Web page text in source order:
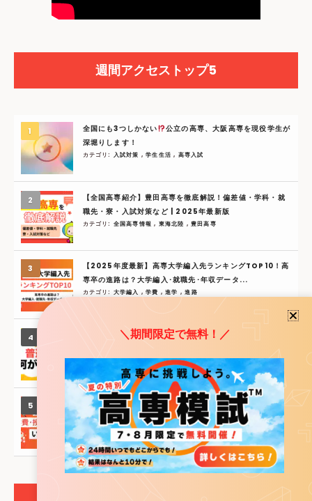
週間アクセストップ5
全国にも3つしかない
公立の高専、大阪高専を現役学生が
深堀りします！
カテゴリ: 入試対策 ,学生生活, 高専入試
【全国高専紹介】豊田高専を徹底解説！偏差値・学科・就
職先・寮・入試対策など | 2025年最新版
カテゴリ: 全国高専情報, 東海北陸 ,豊田高専
【2025年度最新】高専大学編入先ランキングTOP10！高
専卒の進路は？大学編入･就職先･年収データ...
カテゴリ: 大学編入 ,学費 ,進学 ,進路
【2025年最新】高専とは？高校・専門学校との違いを5分
高専とは
【2026年度最新版】高専の学費･授業料･寮費はいくら？
無償化･免除･補助制度も徹底解説！
カテゴリ:大学編入,学費,進学,進路
＼期間限定で無料！／